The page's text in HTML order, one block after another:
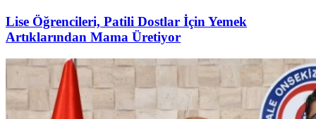
Lise Öğrencileri, Patili Dostlar İçin Yemek
Artıklarından Mama Üretiyor